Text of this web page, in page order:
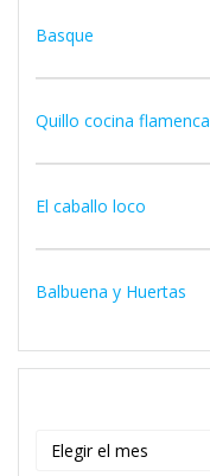
Basque
Quillo cocina flamenca
El caballo loco
Balbuena y Huertas